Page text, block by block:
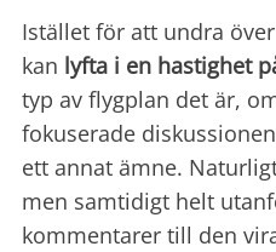
Istället för att undra
kan lyfta i en hastighet
typ av flygplan det är,
fokuserade
ett annat ämne.
men samtidigt helt
kommentarer till den